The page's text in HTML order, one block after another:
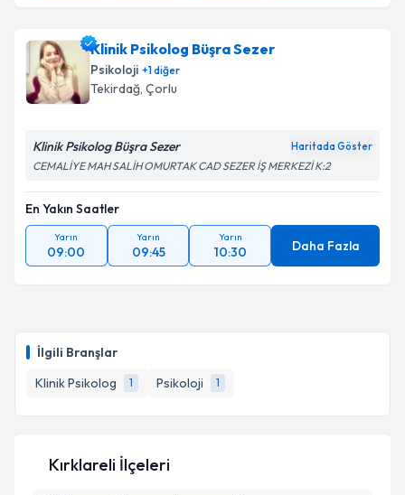
İlgili Branşlar
Klinik Psikolog
1 Psikoloji 1
Klinik Psikolog Büşra Sezer
Psikoloji +1diğer
Tekirdağ, Çorlu
Klinik Psikolog Büşra Sezer Haritada Göster
CEMALİYE MAH SALİH OMURTAK CAD SEZER İŞ MERKEZİ K:2
En Yakın Saatler
Yarın
09:00
Yarın
09:45
Yarın
10:30 Daha Fazla
Kırklareli İlçeleri